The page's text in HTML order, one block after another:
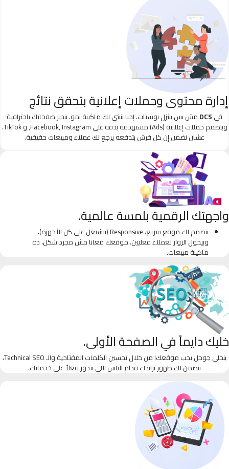
إدارة محتوى وحملات إعلانية بتحقق نتائج
في DCS مش بس بننزل بوستات، إحنا بنبني لك ماكينة نمو. بندير صفحاتك باحترافية
وبنصمم حملات إعلانية (Ads) مستهدفة بدقة على Facebook, Instagram, و TikTok،
عشان نضمن إن كل قرش بتدفعه يرجع لك عملاء ومبيعات حقيقية.
واجهتك الرقمية بلمسة عالمية.
بنصمم لك موقع سريع، Responsive (بيشتغل على كل الأجهزة)،
وبيحول الزوار لعملاء فعليين. موقعك معانا مش مجرد شكل، ده
ماكينة مبيعات.
خليك دايماً في الصفحة الأولى.
بنخلي جوجل يحب موقعك! من خلال تحسين الكلمات المفتاحية والـ Technical SEO،
بنضمن لك ظهور براندك قدام الناس اللي بتدور فعلاً على خدماتك.